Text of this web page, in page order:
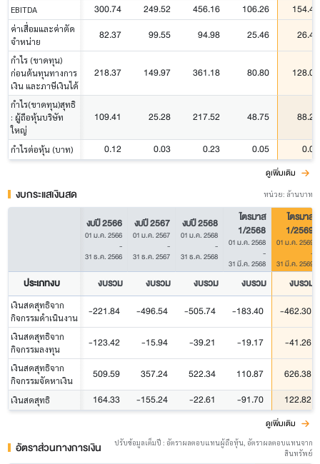
EBITDA 300.74 249.52 456.16 106.26 154.41
ค่าเสื่อมและค่าตัด
จำหน่าย
82.37 99.55 94.98 25.46 26.40
กำไร (ขาดทุน)
ก่อนต้นทุนทางการ
เงิน และภาษีเงินได้
218.37 149.97 361.18 80.80 128.00
กำไร(ขาดทุน)สุทธิ
: ผู้ถือหุ้นบริษัท
ใหญ่
109.41 25.28 217.52 48.75 88.28
กำไรต่อหุ้น (บาท) 0.12 0.03 0.23 0.05 0.09
ดูเพิ่มเติม
งบกระแสเงินสด หน่วย: ล้านบาท
งบปี 2566
01 ม.ค. 2566
-
31 ธ.ค. 2566
งบปี 2567
01 ม.ค. 2567
-
31 ธ.ค. 2567
งบปี 2568
01 ม.ค. 2568
-
31 ธ.ค. 2568
ไตรมาส
1/2568
01 ม.ค. 2568
-
31 มี.ค. 2568
ไตรมาส
1/2569
01 ม.ค. 2569
-
31 มี.ค. 2569
ประเภทงบ งบรวม งบรวม งบรวม งบรวม งบรวม
เงินสดสุทธิจาก
กิจกรรมดำเนินงาน
-221.84 -496.54 -505.74 -183.40 -462.30
เงินสดสุทธิจาก
กิจกรรมลงทุน
-123.42 -15.94 -39.21 -19.17 -41.26
เงินสดสุทธิจาก
กิจกรรมจัดหาเงิน
509.59 357.24 522.34 110.87 626.38
เงินสดสุทธิ 164.33 -155.24 -22.61 -91.70 122.82
ดูเพิ่มเติม
อัตราส่วนทางการเงิน
ปรับข้อมูลเต็มปี : อัตราผลตอบแทนผู้ถือหุ้น, อัตราผลตอบแทนจาก
สินทรัพย์